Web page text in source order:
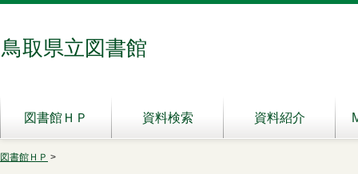
鳥取県立図書館
図書館ＨＰ 資料検索 資料紹介
図書館ＨＰ >